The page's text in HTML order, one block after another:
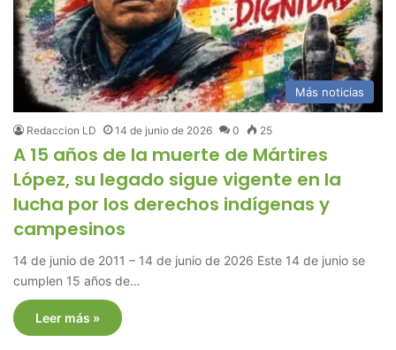
Más noticias
Redaccion LD 14 de junio de 2026 0 25
A 15 años de la muerte de Mártires
López, su legado sigue vigente en la
lucha por los derechos indígenas y
campesinos
14 de junio de 2011 – 14 de junio de 2026 Este 14 de junio se
cumplen 15 años de…
Leer más »